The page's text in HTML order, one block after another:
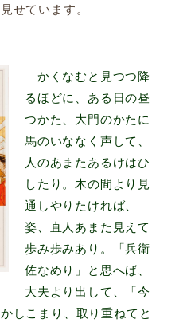
せています。
かくなむと見つつ降
るほどに、ある日の昼
つかた、大門のかたに
馬のいななく声して、
人のあまたあるけはひ
したり。木の間より見
通しやりたければ、
姿、直人あまた見えて
歩み歩みあり。「兵衛
佐なめり」と思へば、
大夫より出して、「今
しこまり、取り重ねてと